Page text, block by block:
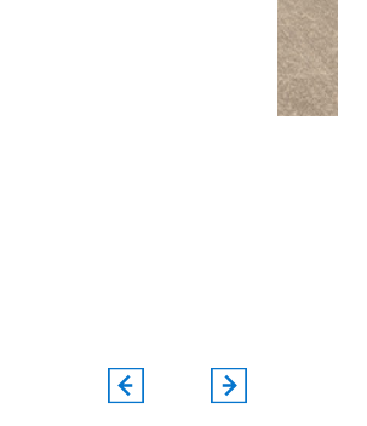
平任務